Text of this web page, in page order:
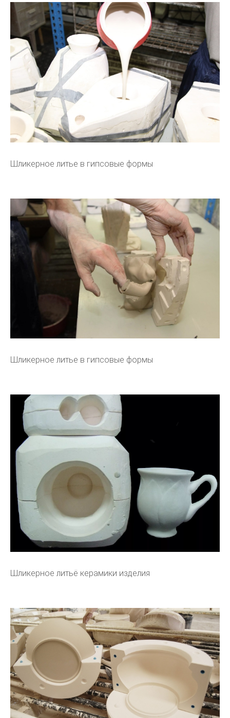
Шликерное литье в гипсовые формы
Шликерное литье в гипсовые формы
Шликерное литьё керамики изделия